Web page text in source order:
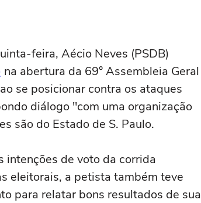
feira, Aécio Neves (PSDB)
na abertura da 69° Assembleia Geral
se posicionar contra os ataques
diálogo "com uma organização
são do Estado de S. Paulo.
intenções de voto da corrida
eleitorais, a petista também teve
para relatar bons resultados de sua